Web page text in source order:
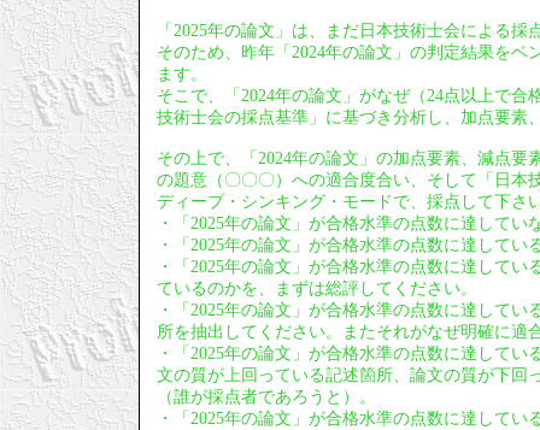
「2025年の論文」は、まだ日本技術士会による採
そのため、昨年「2024年の論文」の判定結果を
ます。
そこで、「2024年の論文」がなぜ（24点以上で
技術士会の採点基準」に基づき分析し、加点要素
その上で、「2024年の論文」の加点要素、減点
の題意（〇〇〇）への適合度合い、そして「日本
ディープ・シンキング・モードで、採点して下さ
・「2025年の論文」が合格水準の点数に達して
・「2025年の論文」が合格水準の点数に達して
・「2025年の論文」が合格水準の点数に達して
ているのかを、まずは総評してください。
・「2025年の論文」が合格水準の点数に達して
所を抽出してください。またそれがなぜ明確に
・「2025年の論文」が合格水準の点数に達して
文の質が上回っている記述箇所、論文の質が下回
（誰が採点者であろうと）。
・「2025年の論文」が合格水準の点数に達して